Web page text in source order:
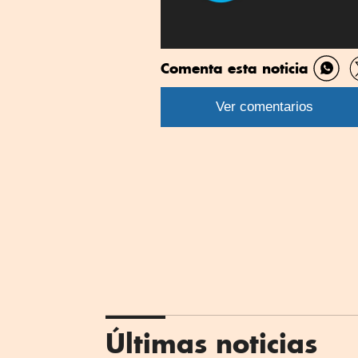
Comenta esta noticia
por
Ver comentarios
Últimas noticias